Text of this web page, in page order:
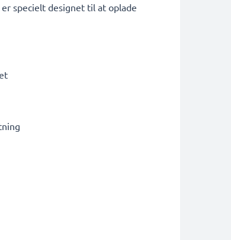
er specielt designet til at oplade